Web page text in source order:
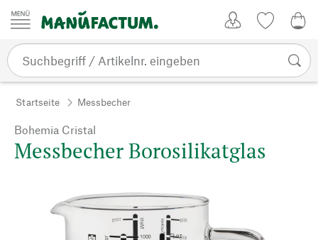
Zum Inhalt springen
Startseite Messbecher
Bohemia Cristal
Messbecher Borosilikatglas